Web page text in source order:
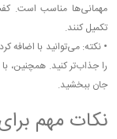
مهمانی‌ها مناسب است.
تکمیل کنند.
• نکته: می‌توانید با اضافه
را جذاب‌تر کنید. همچنین،
جان ببخشید.
نکات مهم